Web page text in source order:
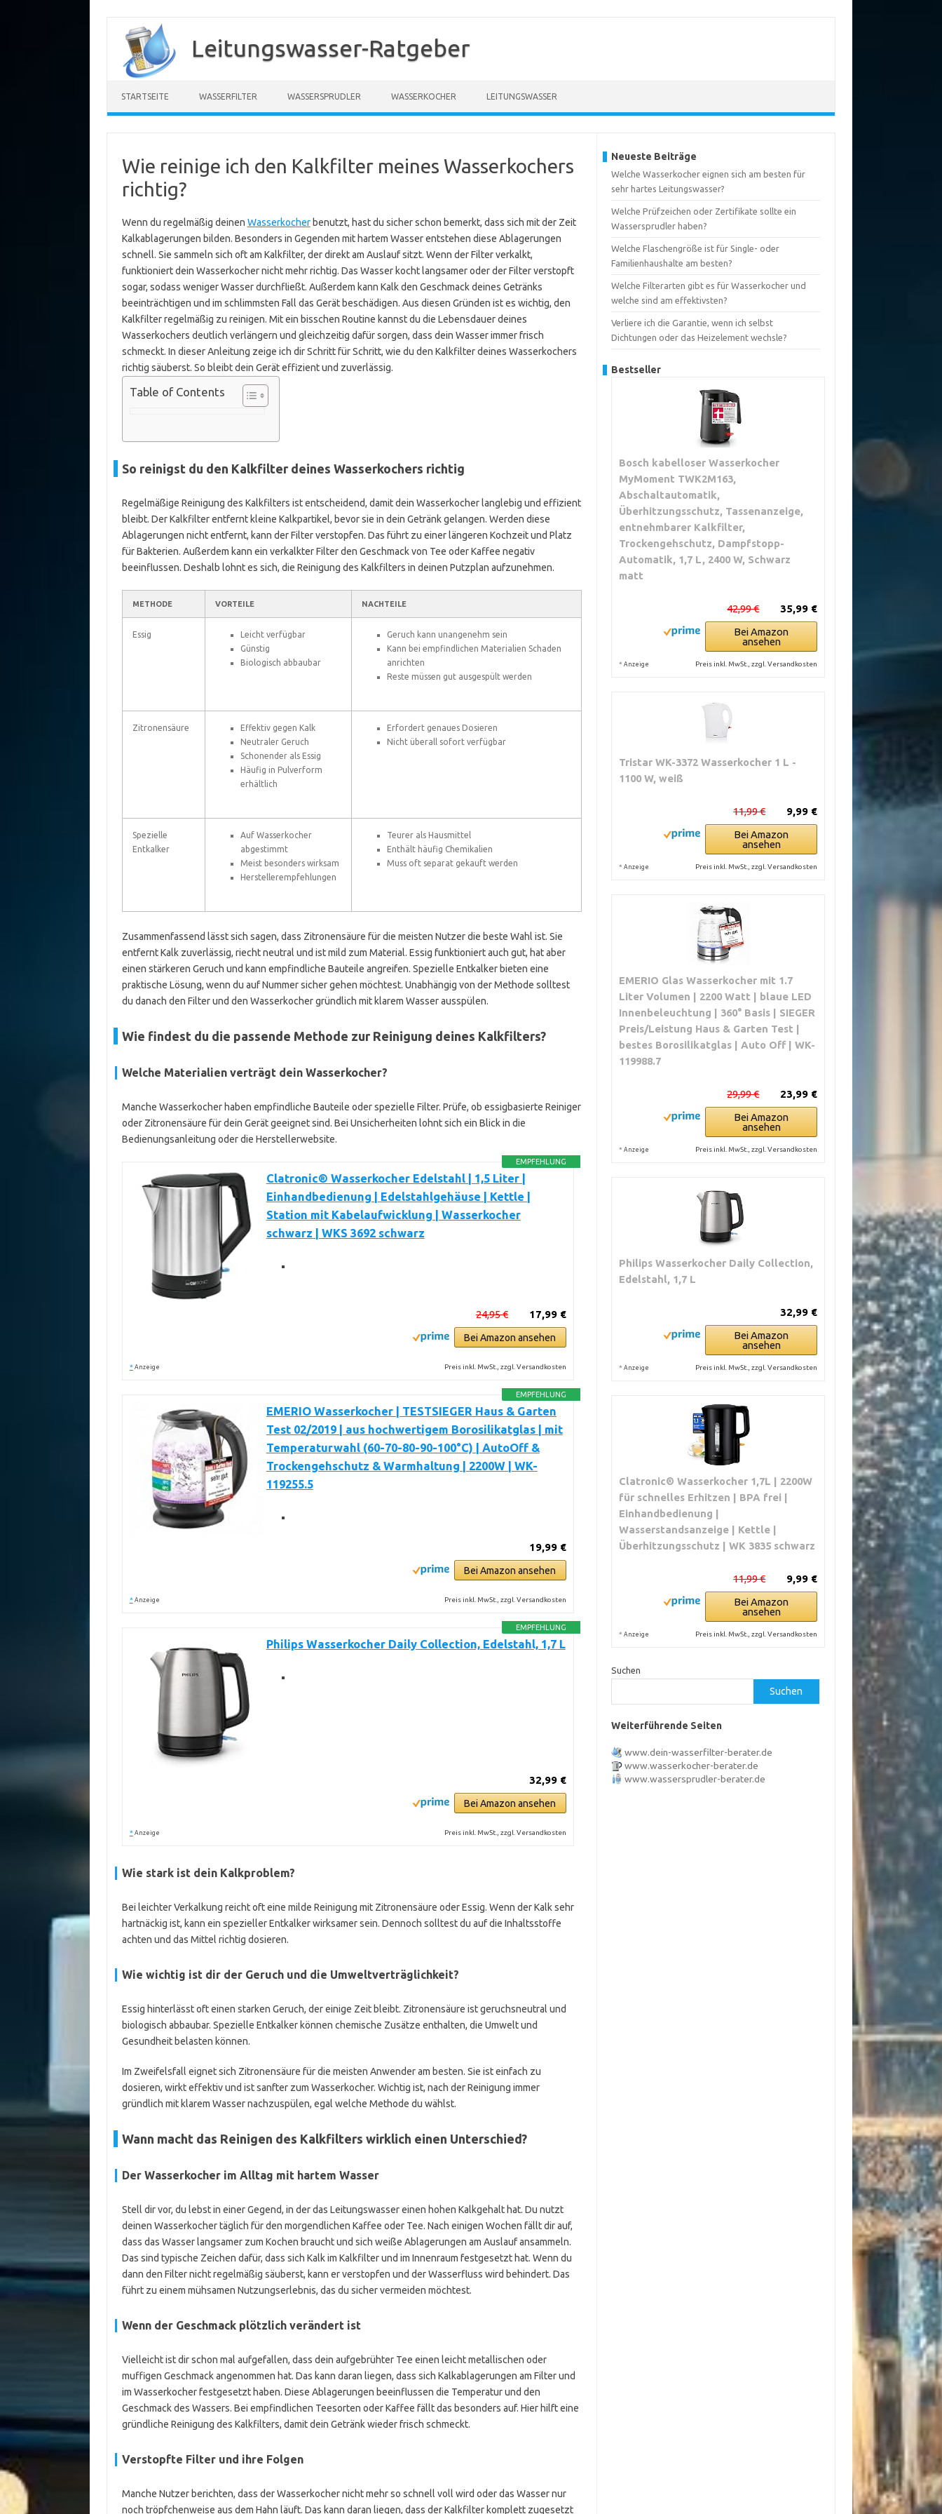
Inhalt
springen
Leitungswasser-Ratgeber
STARTSEITE WASSERFILTER WASSERSPRUDLER WASSERKOCHER LEITUNGSWASSER
Wie reinige ich den Kalkfilter meines Wasserkochers
richtig?
Wenn du regelmäßig deinen Wasserkocherbenutzt, hast du sicher schon bemerkt, dass sich mit der Zeit
Kalkablagerungen bilden. Besonders in Gegenden mit hartem Wasser entstehen diese Ablagerungen
schnell. Sie sammeln sich oft am Kalkfilter, der direkt am Auslauf sitzt. Wenn der Filter verkalkt,
funktioniert dein Wasserkocher nicht mehr richtig. Das Wasser kocht langsamer oder der Filter verstopft
sogar, sodass weniger Wasser durchfließt. Außerdem kann Kalk den Geschmack deines Getränks
beeinträchtigen und im schlimmsten Fall das Gerät beschädigen. Aus diesen Gründen ist es wichtig, den
Kalkfilter regelmäßig zu reinigen. Mit ein bisschen Routine kannst du die Lebensdauer deines
Wasserkochers deutlich verlängern und gleichzeitig dafür sorgen, dass dein Wasser immer frisch
schmeckt. In dieser Anleitung zeige ich dir Schritt für Schritt, wie du den Kalkfilter deines Wasserkochers
richtig säuberst. So bleibt dein Gerät effizient und zuverlässig.
Table of Contents
So reinigst du den Kalkfilter deines Wasserkochers richtig
Regelmäßige Reinigung des Kalkfilters ist entscheidend, damit dein Wasserkocher langlebig und effizient
bleibt. Der Kalkfilter entfernt kleine Kalkpartikel, bevor sie in dein Getränk gelangen. Werden diese
Ablagerungen nicht entfernt, kann der Filter verstopfen. Das führt zu einer längeren Kochzeit und Platz
für Bakterien. Außerdem kann ein verkalkter Filter den Geschmack von Tee oder Kaffee negativ
beeinflussen. Deshalb lohnt es sich, die Reinigung des Kalkfilters in deinen Putzplan aufzunehmen.
METHODE VORTEILE NACHTEILE
Essig
Leicht verfügbar
Günstig
Biologisch abbaubar
Geruch kann unangenehm sein
Kann bei empfindlichen Materialien Schaden
anrichten
Reste müssen gut ausgespült werden
Zitronensäure
Effektiv gegen Kalk
Neutraler Geruch
Schonender als Essig
Häufig in Pulverform
erhältlich
Erfordert genaues Dosieren
Nicht überall sofort verfügbar
Spezielle
Entkalker
Auf Wasserkocher
abgestimmt
Meist besonders wirksam
Herstellerempfehlungen
Teurer als Hausmittel
Enthält häufig Chemikalien
Muss oft separat gekauft werden
Zusammenfassend lässt sich sagen, dass Zitronensäure für die meisten Nutzer die beste Wahl ist. Sie
entfernt Kalk zuverlässig, riecht neutral und ist mild zum Material. Essig funktioniert auch gut, hat aber
einen stärkeren Geruch und kann empfindliche Bauteile angreifen. Spezielle Entkalker bieten eine
praktische Lösung, wenn du auf Nummer sicher gehen möchtest. Unabhängig von der Methode solltest
du danach den Filter und den Wasserkocher gründlich mit klarem Wasser ausspülen.
Wie findest du die passende Methode zur Reinigung deines Kalkfilters?
Welche Materialien verträgt dein Wasserkocher?
Manche Wasserkocher haben empfindliche Bauteile oder spezielle Filter. Prüfe, ob essigbasierte Reiniger
oder Zitronensäure für dein Gerät geeignet sind. Bei Unsicherheiten lohnt sich ein Blick in die
Bedienungsanleitung oder die Herstellerwebsite.
EMPFEHLUNG
Clatronic® Wasserkocher Edelstahl | 1,5 Liter |
Einhandbedienung | Edelstahlgehäuse | Kettle |
Station mit Kabelaufwicklung | Wasserkocher
schwarz | WKS 3692 schwarz
17,99 €
24,95 €
Bei Amazon ansehen
* Anzeige Preis inkl. MwSt., zzgl. Versandkosten
EMPFEHLUNG
EMERIO Wasserkocher | TESTSIEGER Haus & Garten
Test 02/2019 | aus hochwertigem Borosilikatglas | mit
Temperaturwahl (60-70-80-90-100°C) | AutoOff &
Trockengehschutz & Warmhaltung | 2200W | WK-
119255.5
19,99 €
Bei Amazon ansehen
* Anzeige Preis inkl. MwSt., zzgl. Versandkosten
EMPFEHLUNG
Philips Wasserkocher Daily Collection, Edelstahl, 1,7 L
32,99 €
Bei Amazon ansehen
* Anzeige Preis inkl. MwSt., zzgl. Versandkosten
Wie stark ist dein Kalkproblem?
Bei leichter Verkalkung reicht oft eine milde Reinigung mit Zitronensäure oder Essig. Wenn der Kalk sehr
hartnäckig ist, kann ein spezieller Entkalker wirksamer sein. Dennoch solltest du auf die Inhaltsstoffe
achten und das Mittel richtig dosieren.
Wie wichtig ist dir der Geruch und die Umweltverträglichkeit?
Essig hinterlässt oft einen starken Geruch, der einige Zeit bleibt. Zitronensäure ist geruchsneutral und
biologisch abbaubar. Spezielle Entkalker können chemische Zusätze enthalten, die Umwelt und
Gesundheit belasten können.
Im Zweifelsfall eignet sich Zitronensäure für die meisten Anwender am besten. Sie ist einfach zu
dosieren, wirkt effektiv und ist sanfter zum Wasserkocher. Wichtig ist, nach der Reinigung immer
gründlich mit klarem Wasser nachzuspülen, egal welche Methode du wählst.
Wann macht das Reinigen des Kalkfilters wirklich einen Unterschied?
Der Wasserkocher im Alltag mit hartem Wasser
Stell dir vor, du lebst in einer Gegend, in der das Leitungswasser einen hohen Kalkgehalt hat. Du nutzt
deinen Wasserkocher täglich für den morgendlichen Kaffee oder Tee. Nach einigen Wochen fällt dir auf,
dass das Wasser langsamer zum Kochen braucht und sich weiße Ablagerungen am Auslauf ansammeln.
Das sind typische Zeichen dafür, dass sich Kalk im Kalkfilter und im Innenraum festgesetzt hat. Wenn du
dann den Filter nicht regelmäßig säuberst, kann er verstopfen und der Wasserfluss wird behindert. Das
führt zu einem mühsamen Nutzungserlebnis, das du sicher vermeiden möchtest.
Wenn der Geschmack plötzlich verändert ist
Vielleicht ist dir schon mal aufgefallen, dass dein aufgebrühter Tee einen leicht metallischen oder
muffigen Geschmack angenommen hat. Das kann daran liegen, dass sich Kalkablagerungen am Filter und
im Wasserkocher festgesetzt haben. Diese Ablagerungen beeinflussen die Temperatur und den
Geschmack des Wassers. Bei empfindlichen Teesorten oder Kaffee fällt das besonders auf. Hier hilft eine
gründliche Reinigung des Kalkfilters, damit dein Getränk wieder frisch schmeckt.
Verstopfte Filter und ihre Folgen
Manche Nutzer berichten, dass der Wasserkocher nicht mehr so schnell voll wird oder das Wasser nur
noch tröpfchenweise aus dem Hahn läuft. Das kann daran liegen, dass der Kalkfilter komplett zugesetzt
Neueste Beiträge
Welche Wasserkocher eignen sich am besten für
sehr hartes Leitungswasser?
Welche Prüfzeichen oder Zertifikate sollte ein
Wassersprudler haben?
Welche Flaschengröße ist für Single- oder
Familienhaushalte am besten?
Welche Filterarten gibt es für Wasserkocher und
welche sind am effektivsten?
Verliere ich die Garantie, wenn ich selbst
Dichtungen oder das Heizelement wechsle?
Bestseller
Bosch kabelloser Wasserkocher
MyMoment TWK2M163,
Abschaltautomatik,
Überhitzungsschutz, Tassenanzeige,
entnehmbarer Kalkfilter,
Trockengehschutz, Dampfstopp-
Automatik, 1,7 L, 2400 W, Schwarz
matt
35,99 €
42,99 €
Bei Amazon
ansehen
* Anzeige Preis inkl. MwSt., zzgl. Versandkosten
Tristar WK-3372 Wasserkocher 1 L -
1100 W, weiß
9,99 €
11,99 €
Bei Amazon
ansehen
* Anzeige Preis inkl. MwSt., zzgl. Versandkosten
EMERIO Glas Wasserkocher mit 1.7
Liter Volumen | 2200 Watt | blaue LED
Innenbeleuchtung | 360° Basis | SIEGER
Preis/Leistung Haus & Garten Test |
bestes Borosilikatglas | Auto Off | WK-
119988.7
23,99 €
29,99 €
Bei Amazon
ansehen
* Anzeige Preis inkl. MwSt., zzgl. Versandkosten
Philips Wasserkocher Daily Collection,
Edelstahl, 1,7 L
32,99 €
Bei Amazon
ansehen
* Anzeige Preis inkl. MwSt., zzgl. Versandkosten
Clatronic® Wasserkocher 1,7L | 2200W
für schnelles Erhitzen | BPA frei |
Einhandbedienung |
Wasserstandsanzeige | Kettle |
Überhitzungsschutz | WK 3835 schwarz
9,99 €
11,99 €
Bei Amazon
ansehen
* Anzeige Preis inkl. MwSt., zzgl. Versandkosten
Suchen
Suchen
Weiterführende Seiten
www.dein-wasserfilter-berater.de
www.wasserkocher-berater.de
www.wassersprudler-berater.de